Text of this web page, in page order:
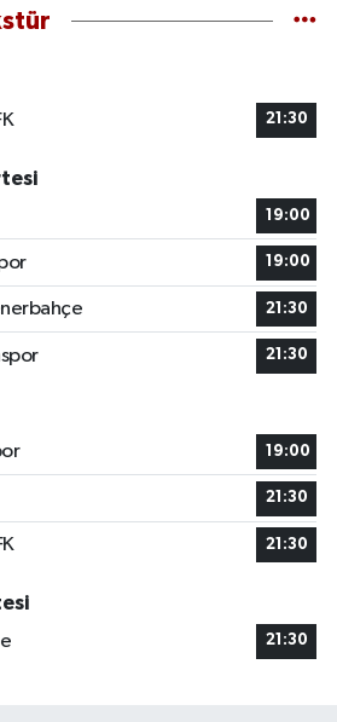
21:30
19:00
19:00
21:30
21:30
19:00
21:30
21:30
21:30